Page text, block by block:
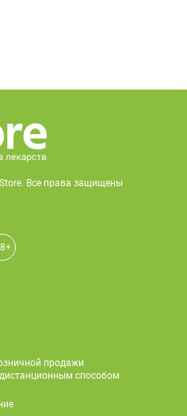
Все права защищены
продажи
способом